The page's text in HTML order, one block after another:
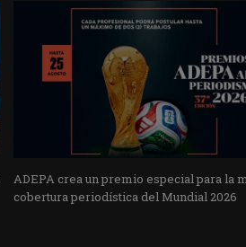
ADEPA crea un premio especial para la
cobertura periodística del Mundial 2026